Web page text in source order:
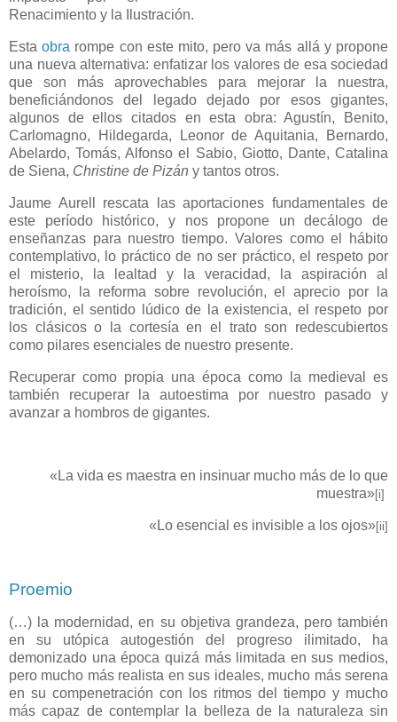
Renacimiento y la Ilustración.
Estaobra rompe con este mito, pero va más allá y propone
una nueva alternativa: enfatizar los valores de esa sociedad
que son más aprovechables para mejorar la nuestra,
beneficiándonos del legado dejado por esos gigantes,
algunos de ellos citados en esta obra: Agustín, Benito,
Carlomagno, Hildegarda, Leonor de Aquitania, Bernardo,
Abelardo, Tomás, Alfonso el Sabio, Giotto, Dante, Catalina
de Siena, Christine de Pizán y tantos otros.
Jaume Aurell rescata las aportaciones fundamentales de
este período histórico, y nos propone un decálogo de
enseñanzas para nuestro tiempo. Valores como el hábito
contemplativo, lo práctico de no ser práctico, el respeto por
el misterio, la lealtad y la veracidad, la aspiración al
heroísmo, la reforma sobre revolución, el aprecio por la
tradición, el sentido lúdico de la existencia, el respeto por
los clásicos o la cortesía en el trato son redescubiertos
como pilares esenciales de nuestro presente.
Recuperar como propia una época como la medieval es
también recuperar la autoestima por nuestro pasado y
avanzar a hombros de gigantes.
«La vida es maestra en insinuar mucho más de lo que
muestra»[i]
«Lo esencial es invisible a los ojos»[ii]
Proemio
(…) la modernidad, en su objetiva grandeza, pero también
en su utópica autogestión del progreso ilimitado, ha
demonizado una época quizá más limitada en sus medios,
pero mucho más realista en sus ideales, mucho más serena
en su compenetración con los ritmos del tiempo y mucho
más capaz de contemplar la belleza de la naturaleza sin